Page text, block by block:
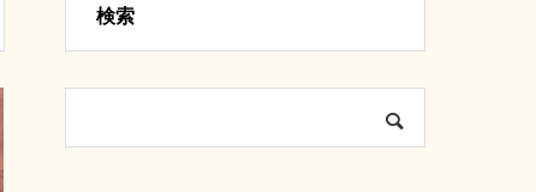
検索